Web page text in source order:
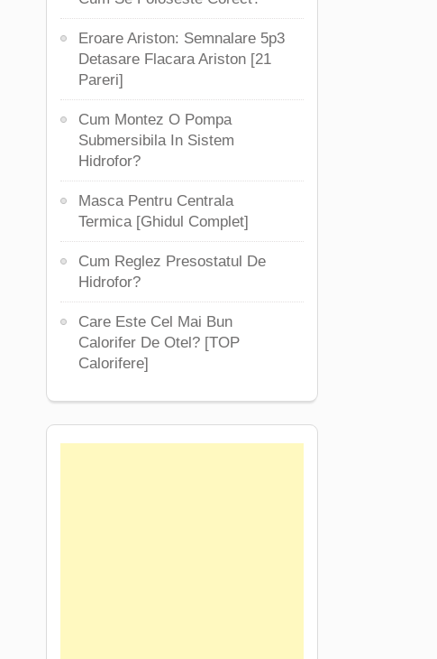
Eroare Ariston: Semnalare 5p3
Detasare Flacara Ariston [21
Pareri]
Cum Montez O Pompa
Submersibila In Sistem
Hidrofor?
Masca Pentru Centrala
Termica [Ghidul Complet]
Cum Reglez Presostatul De
Hidrofor?
Care Este Cel Mai Bun
Calorifer De Otel? [TOP
Calorifere]